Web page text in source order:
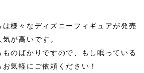
は様々なディズニーフィギュアが発売
が高いです。
のばかりですので、もし眠っている
気軽にご依頼ください！